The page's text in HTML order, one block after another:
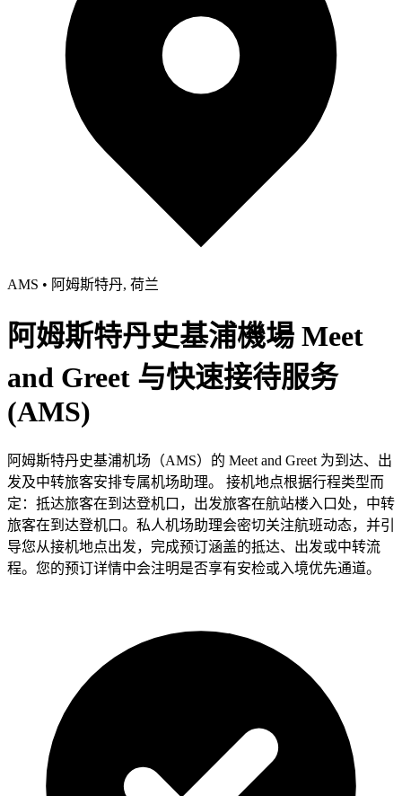
AMS • 阿姆斯特丹, 荷兰
阿姆斯特丹史基浦機場 Meet
and Greet 与快速接待服务
(AMS)
阿姆斯特丹史基浦机场（AMS）的 Meet and Greet 为到达、出
发及中转旅客安排专属机场助理。 接机地点根据行程类型而
定：抵达旅客在到达登机口，出发旅客在航站楼入口处，中转
旅客在到达登机口。私人机场助理会密切关注航班动态，并引
导您从接机地点出发，完成预订涵盖的抵达、出发或中转流
程。您的预订详情中会注明是否享有安检或入境优先通道。